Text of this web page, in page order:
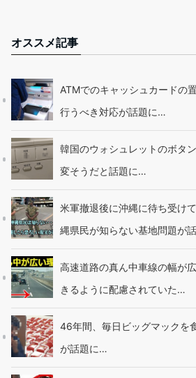
オススメ記事
ATMでのキャッシュカードの
行うべき対応が話題に…
韓国のウォシュレットのボタ
変そうだと話題に…
米軍撤退後に沖縄に待ち受け
縄県民が知らない基地問題が
高速道路の真ん中車線の幅が
きるように配慮されていた…
46年間、毎日ビッグマックを
が話題に…